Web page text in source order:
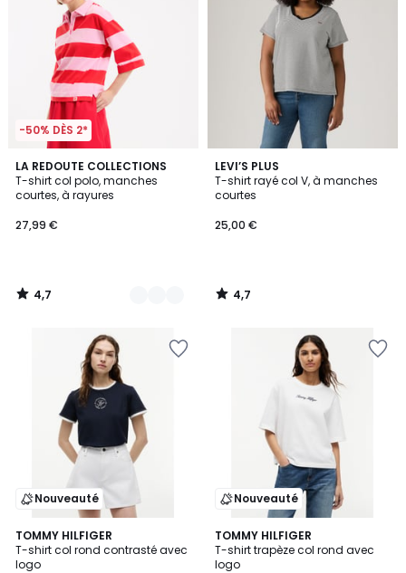
-50% DÈS 2*
LA REDOUTE COLLECTIONS
T-shirt col polo, manches
courtes, à rayures
27,99 €
4,7
/ 5
2
Couleurs
4,7
/
LEVI’S PLUS
T-shirt rayé col V, à manches
courtes
25,00 €
4,7
/ 5
4,7
/
Nouveauté
TOMMY HILFIGER
T-shirt col rond contrasté avec
logo
Nouveauté
TOMMY HILFIGER
T-shirt trapèze col rond avec
logo